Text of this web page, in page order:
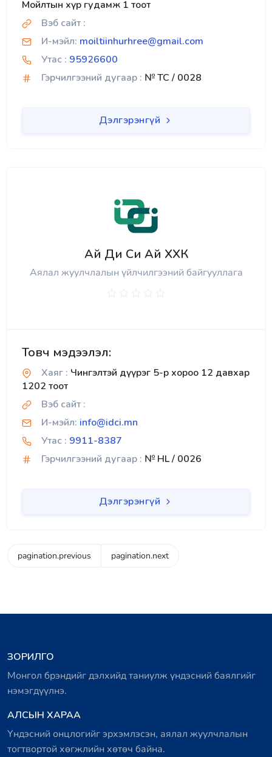
Мойлтын хүр гудамж 1 тоот
Вэб сайт :
И-мэйл: moiltiinhurhree@gmail.com
Утас : 95926600
Гэрчилгээний дугаар : № TC / 0028
Дэлгэрэнгүй
Ай Ди Си Ай ХХК
Аялал жуулчлалын үйлчилгээний байгууллага
Товч мэдээлэл:
Хаяг : Чингэлтэй дүүрэг 5-р хороо 12 давхар
1202 тоот
Вэб сайт :
И-мэйл: info@idci.mn
Утас : 9911-8387
Гэрчилгээний дугаар : № HL / 0026
Дэлгэрэнгүй
pagination.previous pagination.next
ЗОРИЛГО
Монгол брэндийг дэлхийд таниулж үндэсний баялгийг
нэмэгдүүлнэ.
АЛСЫН ХАРАА
Үндэсний онцлогийг эрхэмлэсэн, аялал жуулчлалын
тогтвортой хөгжлийн хөтөч байна.